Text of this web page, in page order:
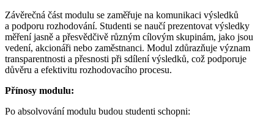
Závěrečná část modulu se zaměřuje na komunikaci výsledků
a podporu rozhodování. Studenti se naučí prezentovat výsledky
měření jasně a přesvědčivě různým cílovým skupinám, jako jsou
vedení, akcionáři nebo zaměstnanci. Modul zdůrazňuje význam
transparentnosti a přesnosti při sdílení výsledků, což podporuje
důvěru a efektivitu rozhodovacího procesu.
Přínosy modulu:
Po absolvování modulu budou studenti schopni: